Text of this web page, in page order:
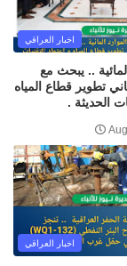
اخبار العراقي
.. يبحث مع
تطوير قطاع المياه
الحديثة .
اخبار العراقي